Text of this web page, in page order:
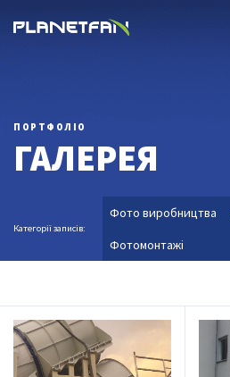
ПОРТФОЛІО
ГАЛЕРЕЯ
Категорії записів:
Фото виробництва
Фотомонтажі